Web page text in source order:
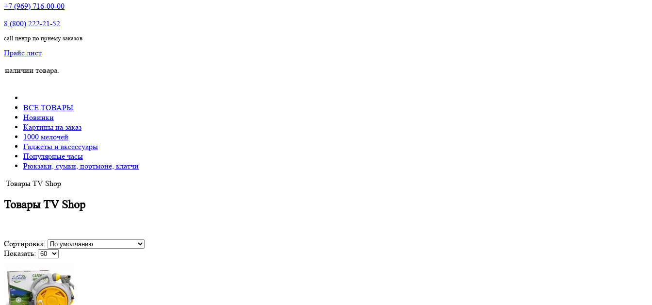
+7 (969) 716-00-00
8 (800) 222-21-52
call центр по приему заказов
Прайс лист
товара.
ВСЕ ТОВАРЫ
Новинки
Картины на заказ
1000 мелочей
Гаджеты и аксессуары
Популярные часы
Рюкзаки, сумки, портмоне, клатчи
Товары TV Shop
Товары TV Shop
Сортировка:
Показать: